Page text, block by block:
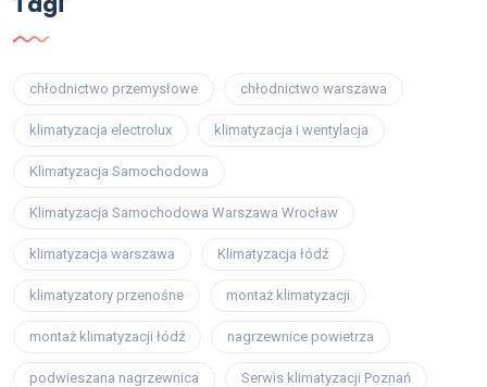
chłodnictwo przemysłowe chłodnictwo warszawa
klimatyzacja electrolux klimatyzacja i wentylacja
Klimatyzacja Samochodowa
Klimatyzacja Samochodowa Warszawa Wrocław
klimatyzacja warszawa Klimatyzacja łódź
klimatyzatory przenośne montaż klimatyzacji
montaż klimatyzacji łódź nagrzewnice powietrza
podwieszana nagrzewnica Serwis klimatyzacji Poznań